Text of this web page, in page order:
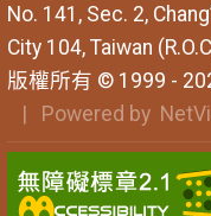
No. 141, Sec. 2,
City 104, Taiwan
版權所有 © 1999 -
| Powered by